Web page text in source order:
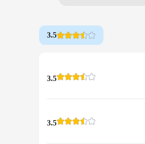
3.5
3.5
3.5